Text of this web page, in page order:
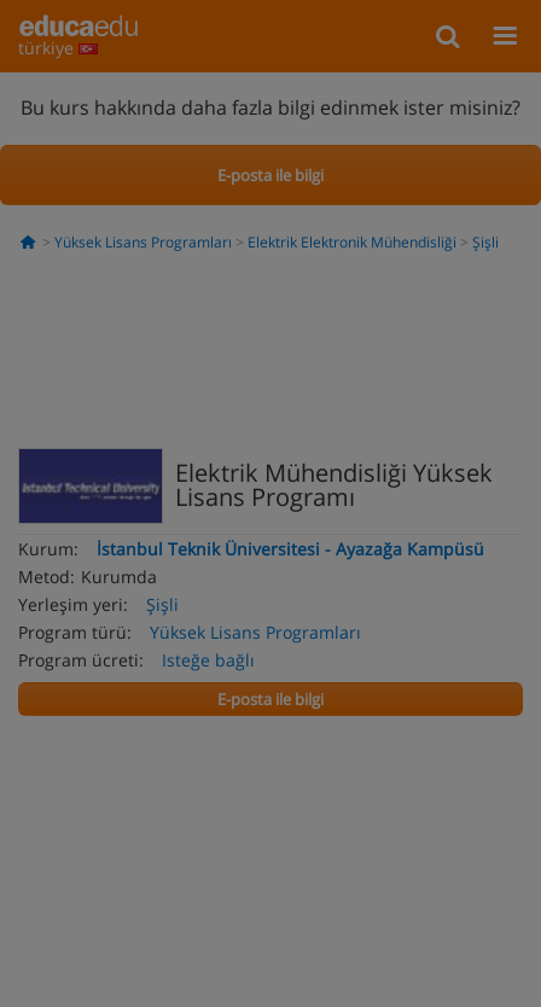
türkiye
Bu kurs hakkında daha fazla bilgi edinmek ister misiniz?
E-posta ile bilgi
Yüksek Lisans Programları Elektrik Elektronik Mühendisliği Şişli
Elektrik Mühendisliği Yüksek
Lisans Programı
Kurum:
İstanbul Teknik Üniversitesi - Ayazağa Kampüsü
Metod: Kurumda
Yerleşim yeri:
Şişli
Program türü:
Yüksek Lisans Programları
Program ücreti:
Isteğe bağlı
E-posta ile bilgi